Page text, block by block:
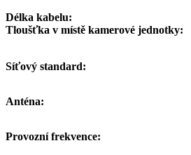
Délka kabelu:
Tloušťka v místě kamerové jednotky:
Síťový standard:
Anténa:
Provozní frekvence: